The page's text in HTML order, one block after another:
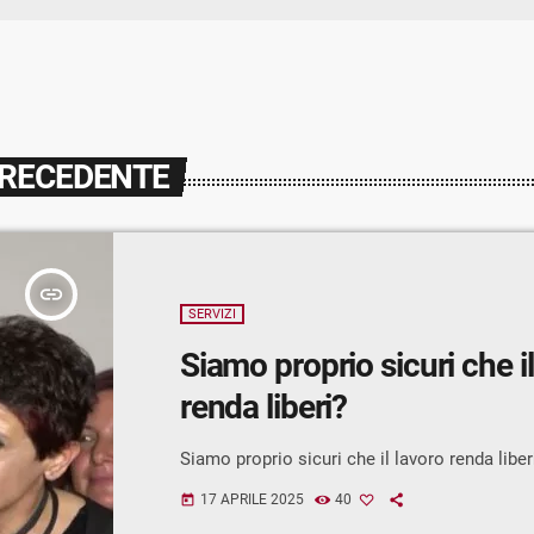
insert_link
SERVIZI
Siamo proprio sicuri che
renda liberi?
Siamo proprio sicuri che il lavoro renda
today 17 APRILE 2025 40